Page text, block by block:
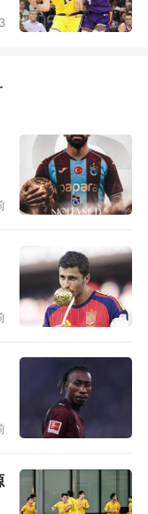
，这也让球队
是单纯批评他
个管理层失败
是聘用了很快
空间将剩余2年
成5年延期支付
鹿就陷入了进
的阵容令人看
也没有足够多
够的薪资空间
”中锋迈尔斯·